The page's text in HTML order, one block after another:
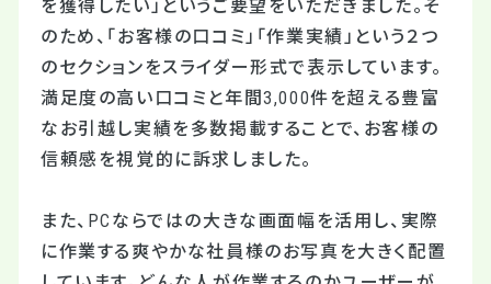
を獲得したい」というご要望をいただきました。そ
のため、「お客様の口コミ」「作業実績」という２つ
のセクションをスライダー形式で表示しています。
満足度の高い口コミと年間3,000件を超える豊富
なお引越し実績を多数掲載することで、お客様の
信頼感を視覚的に訴求しました。
また、PCならではの大きな画面幅を活用し、実際
に作業する爽やかな社員様のお写真を大きく配置